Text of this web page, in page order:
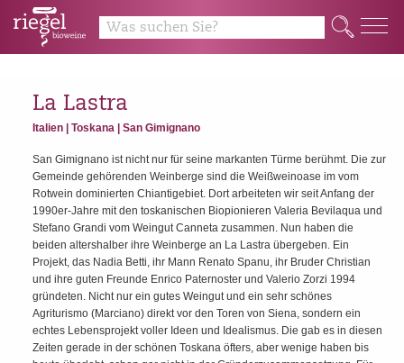
Q
La Lastra
Italien | Toskana | San Gimignano
San Gimignano ist nicht nur für seine markanten Türme berühmt. Die zur
Gemeinde gehörenden Weinberge sind die Weißweinoase im vom
Rotwein dominierten Chiantigebiet. Dort arbeiteten wir seit Anfang der
1990er-Jahre mit den toskanischen Biopionieren Valeria Bevilaqua und
Stefano Grandi vom Weingut Canneta zusammen. Nun haben die
beiden altershalber ihre Weinberge an La Lastra übergeben. Ein
Projekt, das Nadia Betti, ihr Mann Renato Spanu, ihr Bruder Christian
und ihre guten Freunde Enrico Paternoster und Valerio Zorzi 1994
gründeten. Nicht nur ein gutes Weingut und ein sehr schönes
Agriturismo (Marciano) direkt vor den Toren von Siena, sondern ein
echtes Lebensprojekt voller Ideen und Idealismus. Die gab es in diesen
Zeiten gerade in der schönen Toskana öfters, aber wenige haben bis